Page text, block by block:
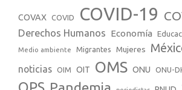
COVAX COVID COVID-19
Derechos Humanos Economía
Medio ambiente Migrantes Mujeres
noticias OIM OIT OMS ONU ONU-
OPS